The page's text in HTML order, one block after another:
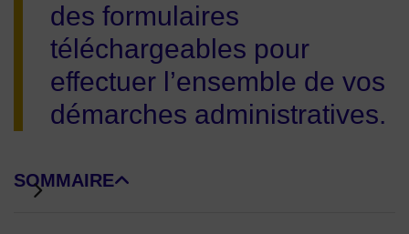
des formulaires
téléchargeables pour
effectuer l’ensemble de vos
démarches administratives.
SOMMAIRE
DE BLOCS DE PAGE